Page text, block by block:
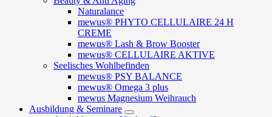
Naturalance
mewus® PHYTO CELLULAIRE 24 H
CREME
mewus® Lash & Brow Booster
mewus® CELLULAIRE AKTIVE
Seelisches Wohlbefinden
mewus® PSY BALANCE
mewus® Omega 3 plus
mewus Magnesium Weihrauch
Ausbildung & Seminare